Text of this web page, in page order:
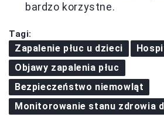
bardzo korzystne.
Tagi:
Zapalenie płuc u dzieci
Objawy zapalenia płuc
Bezpieczeństwo niemowląt
Monitorowanie stanu zdrowia